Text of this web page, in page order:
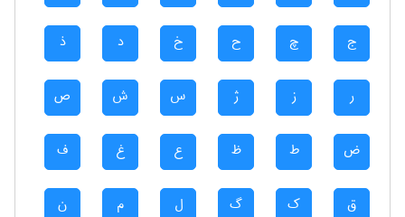
ج چ ح خ د ذ
ر ز ژ س ش ص
ض ط ظ ع غ ف
ق ک گ ل م ن